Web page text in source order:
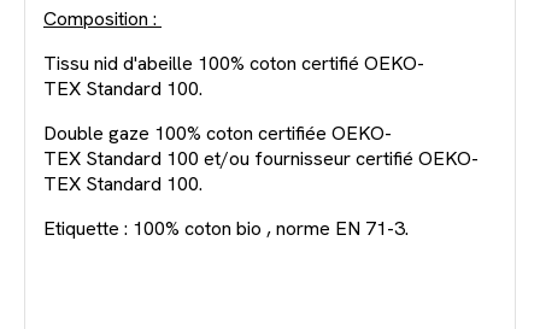
Composition :
Tissu nid d'abeille 100% coton certifié OEKO-
TEX Standard 100.
Double gaze 100% coton certifiée OEKO-
TEX Standard 100 et/ou fournisseur certifié OEKO-
TEX Standard 100.
Etiquette : 100% coton bio , norme EN 71-3.